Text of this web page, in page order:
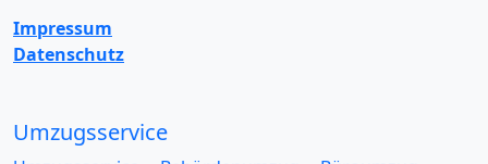
Impressum
Datenschutz
Umzugsservice